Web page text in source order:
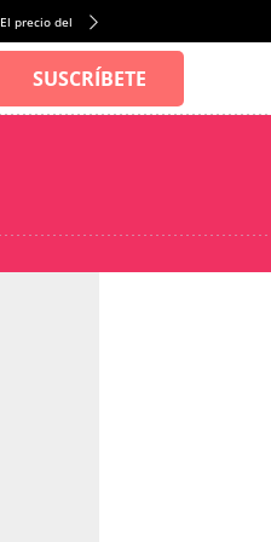
El precio del alquiler de vivienda baja por